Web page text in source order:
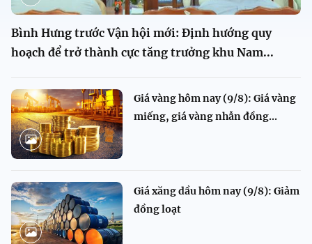
Bình Hưng trước Vận hội mới: Định hướng quy
hoạch để trở thành cực tăng trưởng khu Nam...
Giá vàng hôm nay (9/8): Giá vàng
miếng, giá vàng nhẫn đồng...
Giá xăng dầu hôm nay (9/8): Giảm
đồng loạt